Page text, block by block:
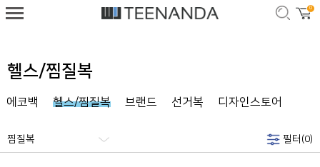
0
헬스/찜질복
에코백 헬스/찜질복 브랜드 선거복 디자인스토어
찜질복 필터(0)